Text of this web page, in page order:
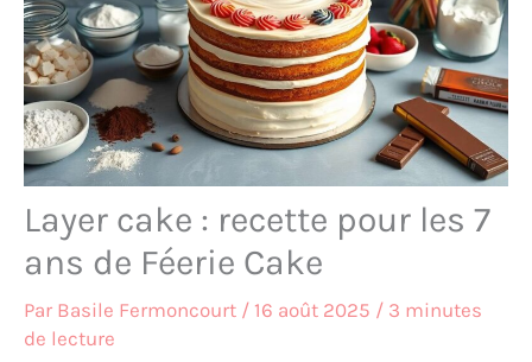
Layer cake : recette pour les 7
ans de Féerie Cake
Par Basile Fermoncourt / 16 août 2025 / 3 minutes
de lecture